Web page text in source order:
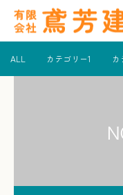
ALL カテゴリー1